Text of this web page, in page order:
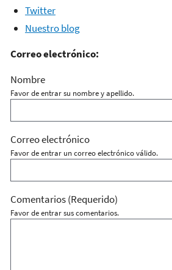
Twitter
Nuestro blog
Correo electrónico:
Nombre
Favor de entrar su nombre y apellido.
Correo electrónico
Favor de entrar un correo electrónico válido.
Comentarios(Requerido)
Favor de entrar sus comentarios.